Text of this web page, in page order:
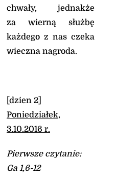
chwały, jednakże
za wierną służbę
każdego z nas czeka
wieczna nagroda.
[dzien 2]
Poniedziałek,
3.10.2016 r.
Pierwsze czytanie:
Ga 1,6-12